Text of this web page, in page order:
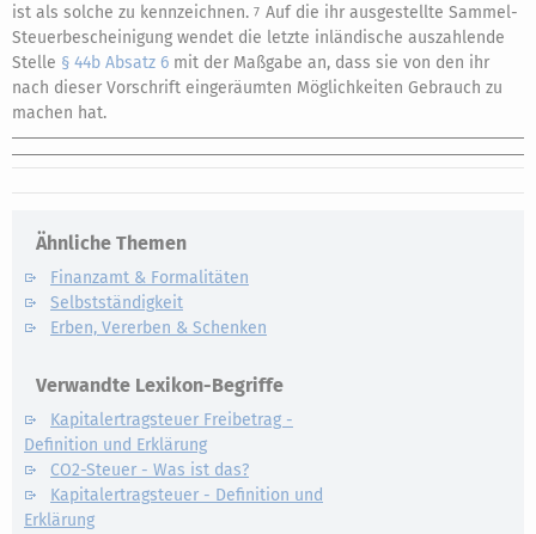
ist als solche zu kennzeichnen. 7 Auf die ihr ausgestellte Sammel-
Steuerbescheinigung wendet die letzte inländische auszahlende
Stelle § 44b Absatz 6 mit der Maßgabe an, dass sie von den ihr
nach dieser Vorschrift eingeräumten Möglichkeiten Gebrauch zu
machen hat.
Ähnliche Themen
Finanzamt & Formalitäten
Selbstständigkeit
Erben, Vererben & Schenken
Verwandte Lexikon-Begriffe
Kapitalertragsteuer Freibetrag -
Definition und Erklärung
CO2-Steuer - Was ist das?
Kapitalertragsteuer - Definition und
Erklärung